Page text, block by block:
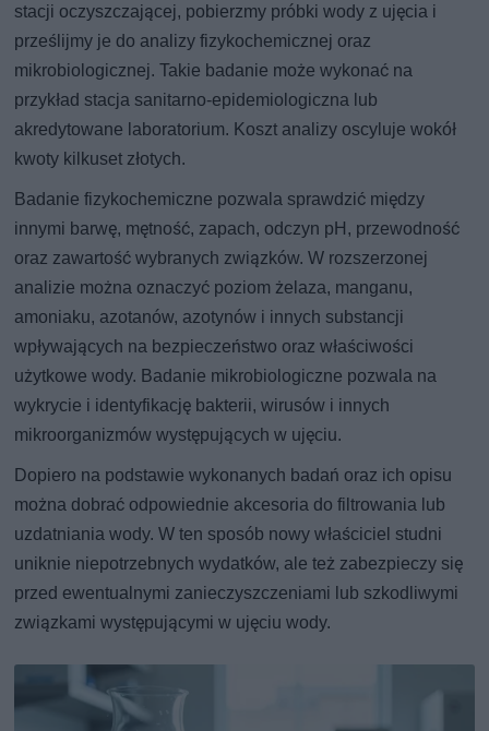
stacji oczyszczającej, pobierzmy próbki wody z ujęcia i
prześlijmy je do analizy fizykochemicznej oraz
mikrobiologicznej. Takie badanie może wykonać na
przykład stacja sanitarno-epidemiologiczna lub
akredytowane laboratorium. Koszt analizy oscyluje wokół
kwoty kilkuset złotych.
Badanie fizykochemiczne pozwala sprawdzić między
innymi barwę, mętność, zapach, odczyn pH, przewodność
oraz zawartość wybranych związków. W rozszerzonej
analizie można oznaczyć poziom żelaza, manganu,
amoniaku, azotanów, azotynów i innych substancji
wpływających na bezpieczeństwo oraz właściwości
użytkowe wody. Badanie mikrobiologiczne pozwala na
wykrycie i identyfikację bakterii, wirusów i innych
mikroorganizmów występujących w ujęciu.
Dopiero na podstawie wykonanych badań oraz ich opisu
można dobrać odpowiednie akcesoria do filtrowania lub
uzdatniania wody. W ten sposób nowy właściciel studni
uniknie niepotrzebnych wydatków, ale też zabezpieczy się
przed ewentualnymi zanieczyszczeniami lub szkodliwymi
związkami występującymi w ujęciu wody.